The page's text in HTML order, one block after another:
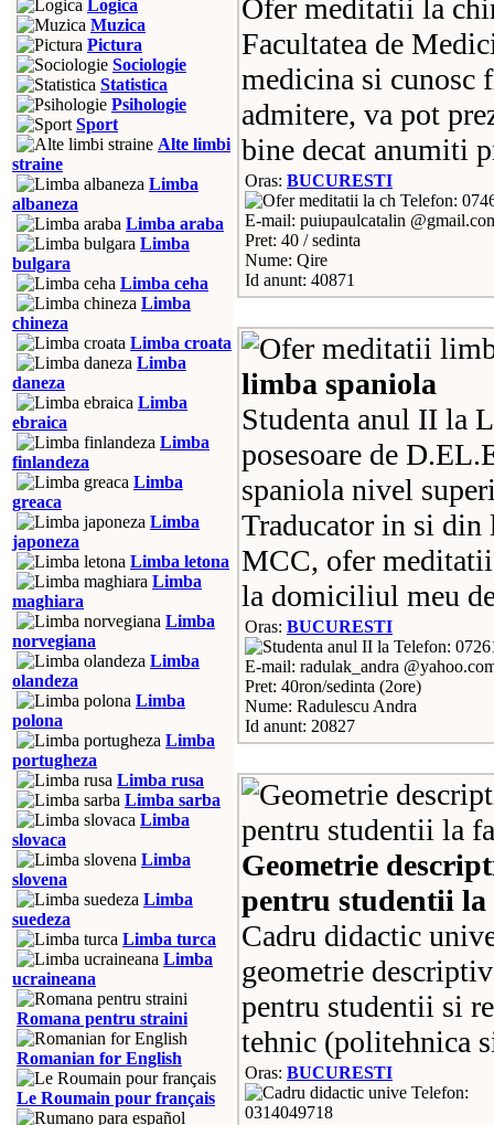
Logica
Muzica
Pictura
Sociologie
Statistica
Psihologie
Sport
Alte limbi
straine
Limba
albaneza
Limba araba
Limba
bulgara
Limba ceha
Limba
chineza
Limba croata
Limba
daneza
Limba
ebraica
Limba
finlandeza
Limba
greaca
Limba
japoneza
Limba letona
Limba
maghiara
Limba
norvegiana
Limba
olandeza
Limba
polona
Limba
portugheza
Limba rusa
Limba sarba
Limba
slovaca
Limba
slovena
Limba
suedeza
Limba turca
Limba
ucraineana
Romana pentru straini
Romanian for English
Le Roumain pour français
Ofer meditatii la
Facultatea de
medicina si cunosc
admitere, va pot
bine decat anumiti
Oras: BUCURESTI
Telefon:
E-mail: puiupaulcatalin
Pret: 40 / sedinta
Nume: Qire
Id anunt: 40871
limba spaniola
Studenta anul II la
posesoare de
spaniola nivel
Traducator in si din
MCC, ofer
la domiciliul meu
Oras: BUCURESTI
Telefon:
E-mail: radulak_andra
Pret: 40ron/sedinta (2ore)
Nume: Radulescu Andra
Id anunt: 20827
Geometrie
pentru studentii
Cadru didactic
geometrie
pentru studentii si
tehnic (politehnica
Oras: BUCURESTI
Telefon:
0314049718